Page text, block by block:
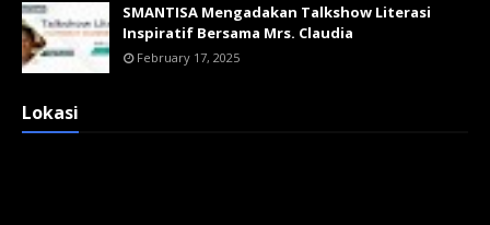
SMANTISA Mengadakan Talkshow Literasi
Inspiratif Bersama Mrs. Claudia
February 17, 2025
Lokasi